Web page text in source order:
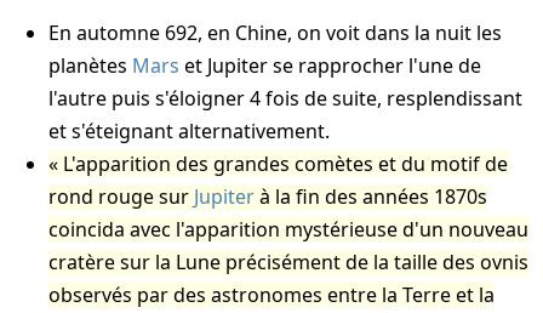
En automne 692, en Chine, on voit dans la nuit les
planètes Mars et Jupiter se rapprocher l'une de
l'autre puis s'éloigner 4 fois de suite, resplendissant
et s'éteignant alternativement.
L'apparition des grandes comètes et du motif de
rond rouge sur Jupiterà la fin des années 1870s
coincida avec l'apparition mystérieuse d'un nouveau
cratère sur la Lune précisément de la taille des ovnis
observés par des astronomes entre la Terre et la